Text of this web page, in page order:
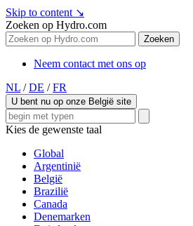
Skip to content ↘
Zoeken op Hydro.com
Zoeken
Neem contact met ons op
NL / DE / FR
U bent nu op onze België site
Kies de gewenste taal
Global
Argentinië
België
Brazilië
Canada
Denemarken